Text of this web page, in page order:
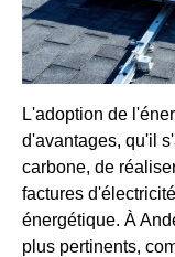
L'adoption de
d'avantages, qu'il
carbone, de
factures
énergétique. À
plus pertinents,